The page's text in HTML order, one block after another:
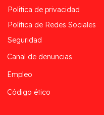
Política de privacidad
Política de Redes Sociales
Seguridad
Canal de denuncias
Empleo
Código ético